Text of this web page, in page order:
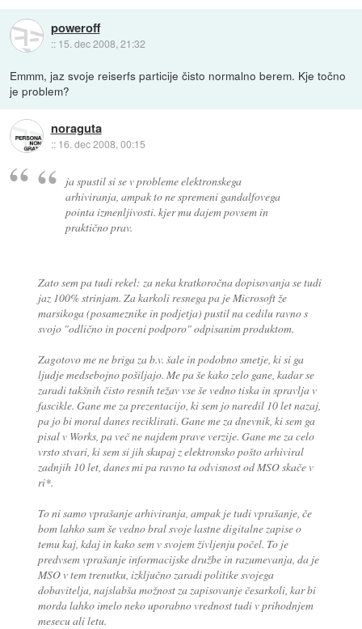
poweroff
:: 15. dec 2008, 21:32
Emmm, jaz svoje reiserfs particije čisto normalno berem. Kje točno
je problem?
noraguta
:: 16. dec 2008, 00:15
ja spustil si se v probleme elektronskega
arhiviranja, ampak to ne spremeni gandalfovega
pointa izmenljivosti. kjer mu dajem povsem in
praktično prav.
Zato sem pa tudi rekel: za neka kratkoročna dopisovanja se tudi
jaz 100% strinjam. Za karkoli resnega pa je Microsoft že
marsikoga (posameznike in podjetja) pustil na cedilu ravno s
svojo "odlično in poceni podporo" odpisanim produktom.
Zagotovo me ne briga za b.v. šale in podobno smetje, ki si ga
ljudje medsebojno pošiljajo. Me pa še kako zelo gane, kadar se
zaradi takšnih čisto resnih težav vse še vedno tiska in spravlja v
fascikle. Gane me za prezentacijo, ki sem jo naredil 10 let nazaj,
pa jo bi moral danes reciklirati. Gane me za dnevnik, ki sem ga
pisal v Works, pa več ne najdem prave verzije. Gane me za celo
vrsto stvari, ki sem si jih skupaj z elektronsko pošto arhiviral
zadnjih 10 let, danes mi pa ravno ta odvisnost od MSO skače v
ri*.
To ni samo vprašanje arhiviranja, ampak je tudi vprašanje, če
bom lahko sam še vedno bral svoje lastne digitalne zapise o
temu kaj, kdaj in kako sem v svojem življenju počel. To je
predvsem vprašanje informacijske družbe in razumevanja, da je
MSO v tem trenutku, izključno zaradi politike svojega
dobavitelja, najslabša možnost za zapisovanje česarkoli, kar bi
morda lahko imelo neko uporabno vrednost tudi v prihodnjem
mesecu ali letu.